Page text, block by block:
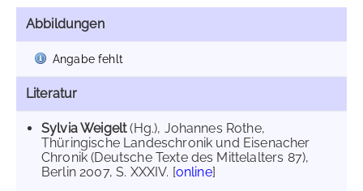
Abbildungen
Angabe fehlt
Literatur
Sylvia Weigelt(Hg.), Johannes Rothe,
Thüringische Landeschronik und Eisenacher
Chronik (Deutsche Texte des Mittelalters 87),
Berlin 2007, S. XXXIV. [online]